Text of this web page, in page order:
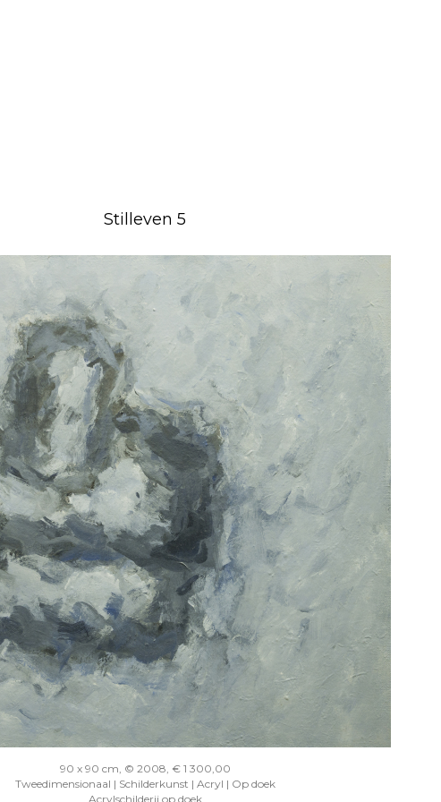
Stilleven 5
90 x 90 cm, © 2008, € 1 300,00
Tweedimensionaal | Schilderkunst | Acryl | Op doek
Acrylschilderij op doek